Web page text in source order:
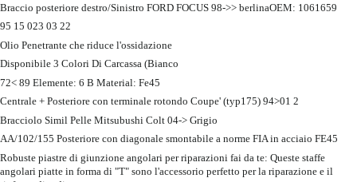
Braccio posteriore destro/Sinistro FORD FOCUS 98->> berlinaOEM: 1061659
95 15 023 03 22
Olio Penetrante che riduce l'ossidazione
Disponibile 3 Colori Di Carcassa (Bianco
72< 89 Elemente: 6 B Material: Fe45
Centrale + Posteriore con terminale rotondo Coupe' (typ175) 94>01 2
Bracciolo Simil Pelle Mitsubushi Colt 04-> Grigio
AA/102/155 Posteriore con diagonale smontabile a norme FIA ​​in acciaio FE45
Robuste piastre di giunzione angolari per riparazioni fai da te: Queste staffe
angolari piatte in forma di "T" sono l'accessorio perfetto per la riparazione e il